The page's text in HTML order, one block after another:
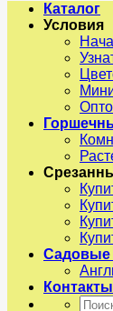
Каталог
Условия
Садовые
Контакты